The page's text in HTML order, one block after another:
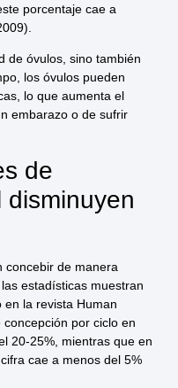
porcentaje cae a
de óvulos, sino también
los óvulos pueden
lo que aumenta el
embarazo o de sufrir
de
concebir de manera
estadísticas muestran
la revista Human
por ciclo en
20-25%, mientras que en
cae a menos del 5%